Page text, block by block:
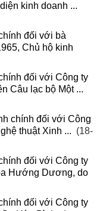
kinh doanh ...
đối với bà
Chủ hộ kinh
đối với Công ty
Câu lạc bộ Một ...
chính đối với Công
thuật Xinh ... (18-
đối với Công ty
Hướng Dương, do
đối với Công ty